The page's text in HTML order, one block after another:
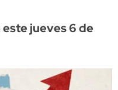
este jueves 6 de